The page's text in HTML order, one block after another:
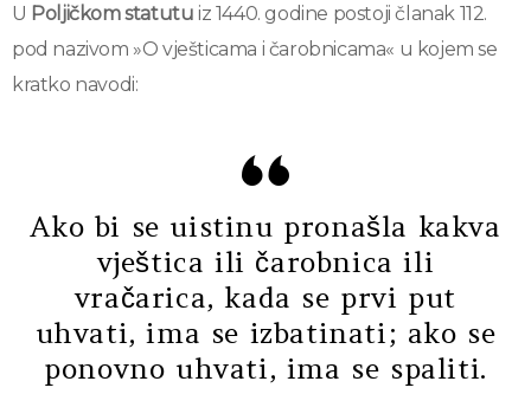
U Poljičkom statutuiz 1440. godine postoji članak 112.
pod nazivom »O vješticama i čarobnicama« u kojem se
kratko navodi:
Ako bi se uistinu pronašla kakva
vještica ili čarobnica ili
vračarica, kada se prvi put
uhvati, ima se izbatinati; ako se
ponovno uhvati, ima se spaliti.